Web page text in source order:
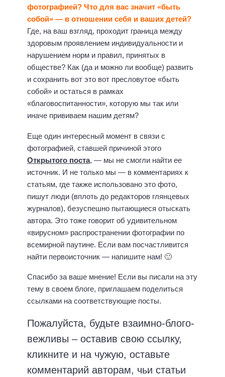
фотографией? Что для вас значит «быть
собой» — в отношении себя и ваших детей?
Где, на ваш взгляд, проходит граница между
здоровым проявлением индивидуальности и
нарушением норм и правил, принятых в
обществе? Как (да и можно ли вообще) развить
и сохранить вот это вот пресловутое «быть
собой» и остаться в рамках
«благовоспитанности», которую мы так или
иначе прививаем нашим детям?
Еще один интересный момент в связи с
фотографией, ставшей причиной этого
Открытого поста, — мы не смогли найти ее
источник. И не только мы — в комментариях к
статьям, где также использовано это фото,
пишут люди (вплоть до редакторов глянцевых
журналов), безуспешно пытающиеся отыскать
автора. Это тоже говорит об удивительном
«вирусном» распространении фотографии по
всемирной паутине. Если вам посчастливится
найти первоисточник — напишите нам! 🙂
Спасибо за ваше мнение! Если вы писали на эту
тему в своем блоге, приглашаем поделиться
ссылками на соответствующие посты.
Пожалуйста, будьте взаимно-блого-
вежливы – оставив свою ссылку,
кликните и на чужую, оставьте
комментарий авторам, чьи статьи